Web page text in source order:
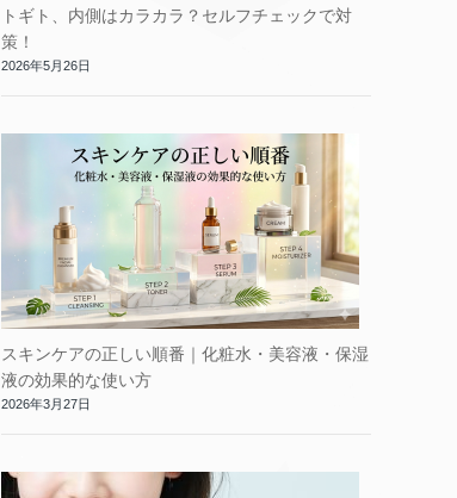
トギト、内側はカラカラ？セルフチェックで対
策！
2026年5月26日
スキンケアの正しい順番｜化粧水・美容液・保湿
液の効果的な使い方
2026年3月27日